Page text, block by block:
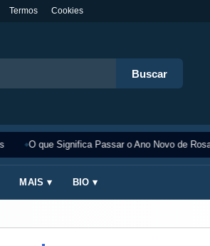
Termos Cookies
Buscar
O que Significa Passar o Ano Novo de Rosa?
MAIS ▾ BIO ▾